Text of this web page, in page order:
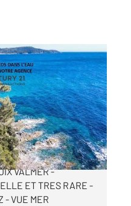
VENDUE PAR
VALMER -
ET TRES RARE -
- VUE MER